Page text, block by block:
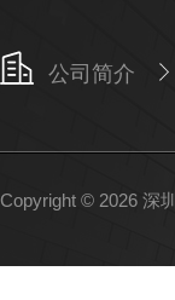
公司简介
Copyright © 2026 深